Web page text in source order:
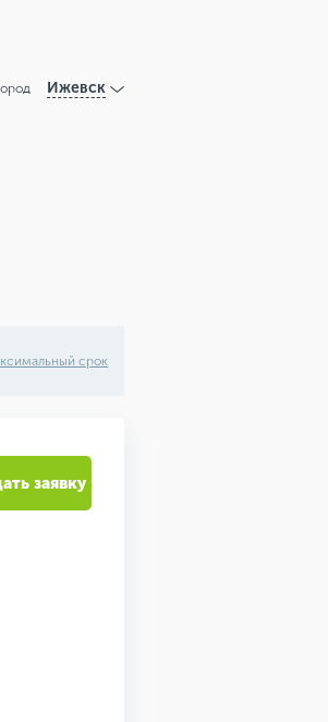
Ижевск
срок
заявку